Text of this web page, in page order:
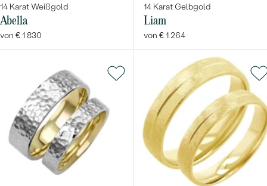
14 Karat Weißgold
Abella
von € 1 830
14 Karat Gelbgold
Liam
von € 1 264